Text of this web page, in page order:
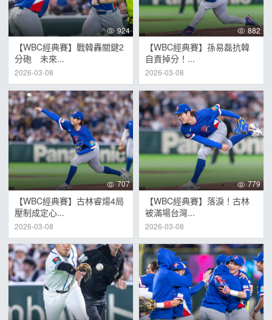
924
【WBC經典賽】戰韓轟關鍵2
分砲 未來...
2026-03-08
882
【WBC經典賽】孫易磊抗韓
自責掉分！...
2026-03-08
707
【WBC經典賽】古林睿煬4局
壓制成定心...
2026-03-08
779
【WBC經典賽】落淚！古林
被滿場台灣...
2026-03-08